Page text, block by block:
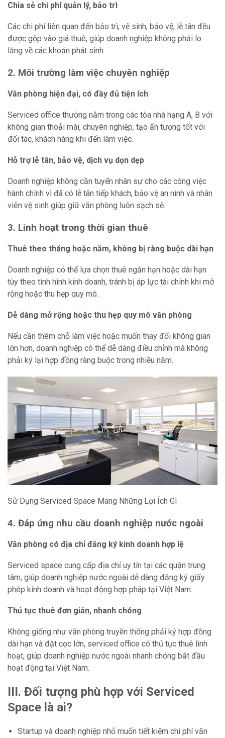
Chia sẻ chi phí quản lý, bảo trì
Các chi phí liên quan đến bảo trì, vệ sinh, bảo vệ, lễ tân đều
được gộp vào giá thuê, giúp doanh nghiệp không phải lo
lắng về các khoản phát sinh.
2. Môi trường làm việc chuyên nghiệp
Văn phòng hiện đại, có đầy đủ tiện ích
Serviced office thường nằm trong các tòa nhà hạng A, B với
không gian thoải mái, chuyên nghiệp, tạo ấn tượng tốt với
đối tác, khách hàng khi đến làm việc.
Hỗ trợ lễ tân, bảo vệ, dịch vụ dọn dẹp
Doanh nghiệp không cần tuyển nhân sự cho các công việc
hành chính vì đã có lễ tân tiếp khách, bảo vệ an ninh và nhân
viên vệ sinh giúp giữ văn phòng luôn sạch sẽ.
3. Linh hoạt trong thời gian thuê
Thuê theo tháng hoặc năm, không bị ràng buộc dài hạn
Doanh nghiệp có thể lựa chọn thuê ngắn hạn hoặc dài hạn
tùy theo tình hình kinh doanh, tránh bị áp lực tài chính khi mở
rộng hoặc thu hẹp quy mô.
Dễ dàng mở rộng hoặc thu hẹp quy mô văn phòng
Nếu cần thêm chỗ làm việc hoặc muốn thay đổi không gian
lớn hơn, doanh nghiệp có thể dễ dàng điều chỉnh mà không
phải ký lại hợp đồng ràng buộc trong nhiều năm.
Sử Dụng Serviced Space Mang Những Lợi Ích Gì
4. Đáp ứng nhu cầu doanh nghiệp nước ngoài
Văn phòng có địa chỉ đăng ký kinh doanh hợp lệ
Serviced space cung cấp địa chỉ uy tín tại các quận trung
tâm, giúp doanh nghiệp nước ngoài dễ dàng đăng ký giấy
phép kinh doanh và hoạt động hợp pháp tại Việt Nam.
Thủ tục thuê đơn giản, nhanh chóng
Không giống như văn phòng truyền thống phải ký hợp đồng
dài hạn và đặt cọc lớn, serviced office có thủ tục thuê linh
hoạt, giúp doanh nghiệp nước ngoài nhanh chóng bắt đầu
hoạt động tại Việt Nam.
III. Đối tượng phù hợp với Serviced
Space là ai?
Startup và doanh nghiệp nhỏ muốn tiết kiệm chi phí văn